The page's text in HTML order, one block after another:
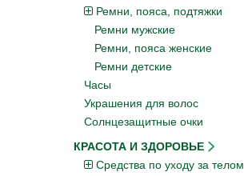
Ремни, пояса, подтяжки
Ремни мужские
Ремни, пояса женские
Ремни детские
Часы
Украшения для волос
Солнцезащитные очки
КРАСОТА И ЗДОРОВЬЕ
Средства по уходу за телом